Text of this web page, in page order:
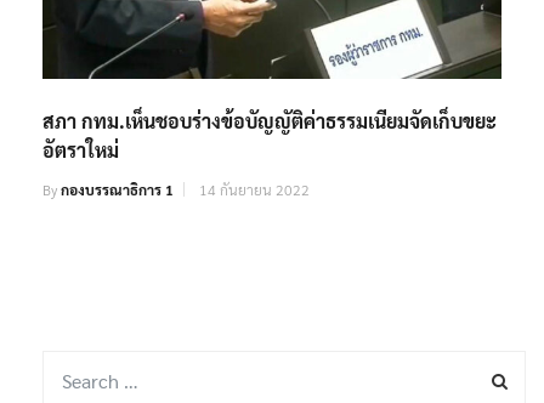
สภา กทม.เห็นชอบร่างข้อบัญญัติค่าธรรมเนียมจัดเก็บขยะ
อัตราใหม่
Byกองบรรณาธิการ 1 14 กันยายน 2022